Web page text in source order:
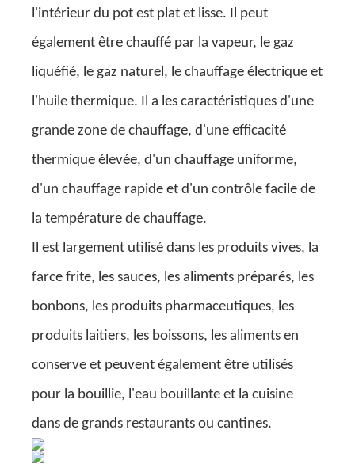
l'intérieur du pot est plat et lisse. Il peut
également être chauffé par la vapeur, le gaz
liquéfié, le gaz naturel, le chauffage électrique et
l'huile thermique. Il a les caractéristiques d'une
grande zone de chauffage, d'une efficacité
thermique élevée, d'un chauffage uniforme,
d'un chauffage rapide et d'un contrôle facile de
la température de chauffage.
Il est largement utilisé dans les produits vives, la
farce frite, les sauces, les aliments préparés, les
bonbons, les produits pharmaceutiques, les
produits laitiers, les boissons, les aliments en
conserve et peuvent également être utilisés
pour la bouillie, l'eau bouillante et la cuisine
dans de grands restaurants ou cantines.